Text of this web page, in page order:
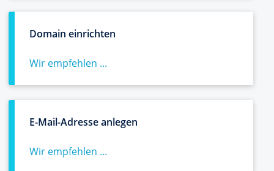
Domain einrichten
Wir empfehlen ...
E-Mail-Adresse anlegen
Wir empfehlen ...